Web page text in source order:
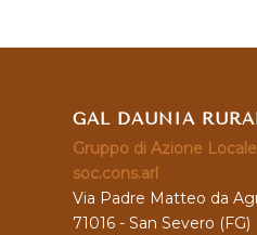
GAL DAUNIA
Gruppo di Azione
soc.cons.arl
Via Padre Matteo da
71016 - San Severo (FG)